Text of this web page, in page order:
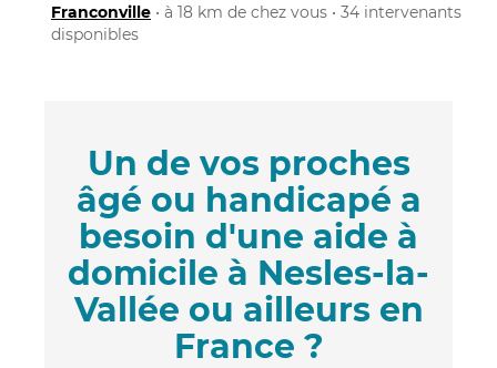
Franconville • à 18 km de chez vous • 34 intervenants
disponibles
Un de vos proches
âgé ou handicapé a
besoin d'une aide à
domicile à Nesles-la-
Vallée ou ailleurs en
France ?